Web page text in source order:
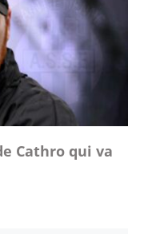
Cathro qui va